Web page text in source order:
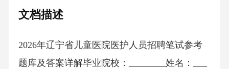
文档描述
2026年辽宁省儿童医院医护人员招聘笔试参考
题库及答案详解毕业院校：________姓名：___